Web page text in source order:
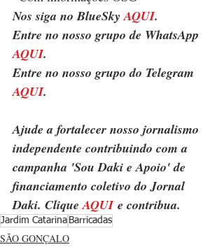
Nos siga no BlueSky AQUI.
Entre no nosso grupo de WhatsApp
AQUI.
Entre no nosso grupo do Telegram
AQUI.
Ajude a fortalecer nosso jornalismo
independente contribuindo com a
campanha 'Sou Daki e Apoio' de
financiamento coletivo do Jornal
Daki. Clique AQUI e contribua.
Jardim Catarina Barricadas
SÃO GONÇALO